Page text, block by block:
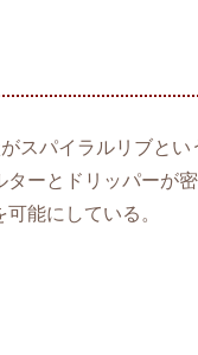
スパイラルリブとい
ターとドリッパーが
能にしている。